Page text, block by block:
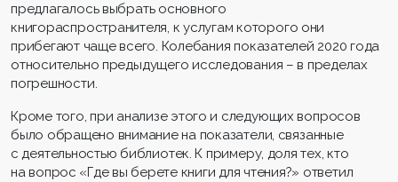
предлагалось выбрать основного
книгораспространителя, к услугам которого они
прибегают чаще всего. Колебания показателей 2020 года
относительно предыдущего исследования – в пределах
погрешности.
Кроме того, при анализе этого и следующих вопросов
было обращено внимание на показатели, связанные
с деятельностью библиотек. К примеру, доля тех, кто
на вопрос «Где вы берете книги для чтения?» ответил